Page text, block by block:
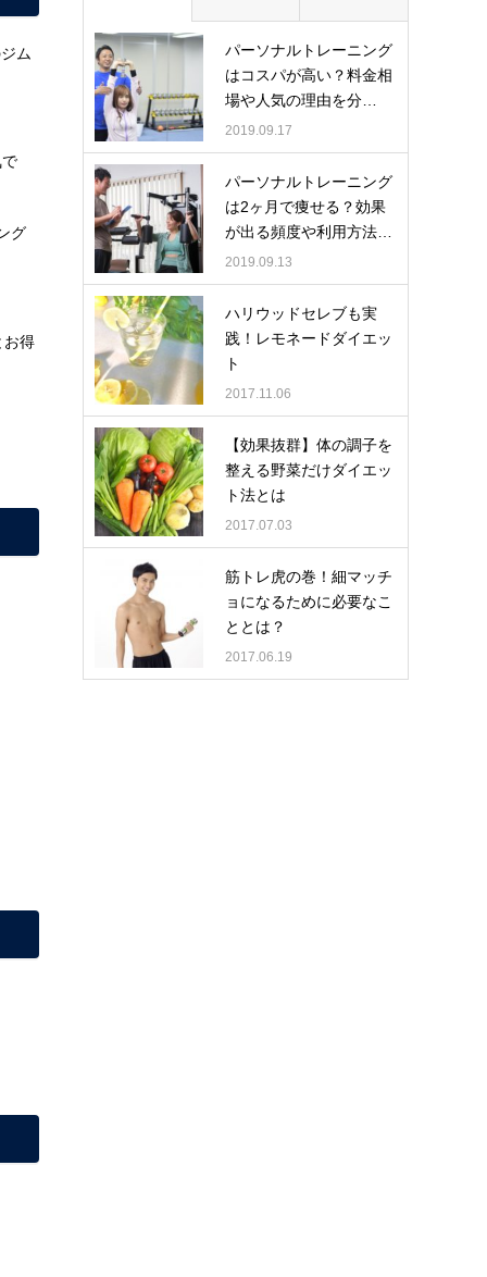
ム
グ
お得
パーソナルトレーニング
はコスパが高い？料金相
場や人気の理由を分…
2019.09.17
パーソナルトレーニング
は2ヶ月で痩せる？効果
が出る頻度や利用方法…
2019.09.13
ハリウッドセレブも実
践！レモネードダイエッ
ト
2017.11.06
【効果抜群】体の調子を
整える野菜だけダイエッ
ト法とは
2017.07.03
筋トレ虎の巻！細マッチ
ョになるために必要なこ
ととは？
2017.06.19